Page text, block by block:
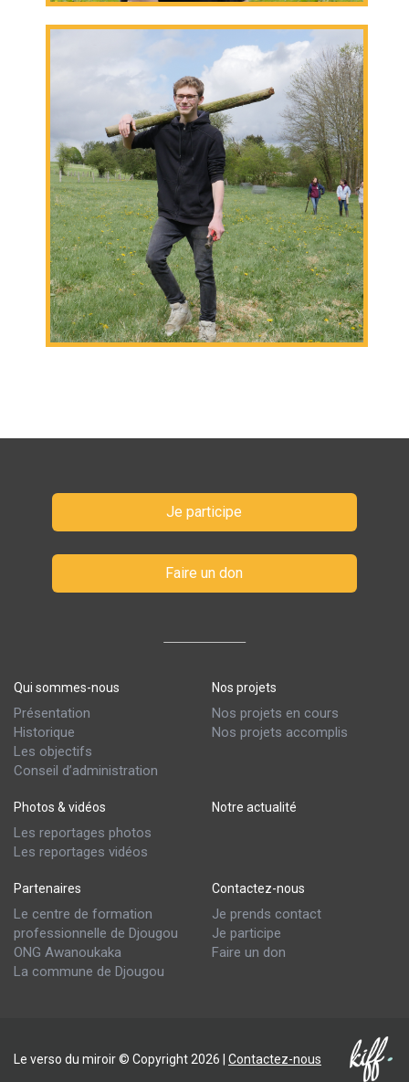
Je participe
Faire un don
Qui sommes-nous
Présentation
Historique
Les objectifs
Conseil d’administration
Nos projets
Nos projets en cours
Nos projets accomplis
Photos & vidéos
Les reportages photos
Les reportages vidéos
Notre actualité
Partenaires
Le centre de formation
professionnelle de Djougou
ONG Awanoukaka
La commune de Djougou
Contactez-nous
Je prends contact
Je participe
Faire un don
Le verso du miroir © Copyright 2026 | Contactez-nous